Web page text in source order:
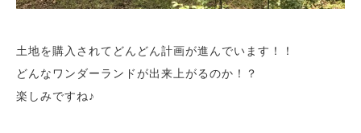
土地を購入されてどんどん計画が進んでいます！！
どんなワンダーランドが出来上がるのか！？
楽しみですね♪